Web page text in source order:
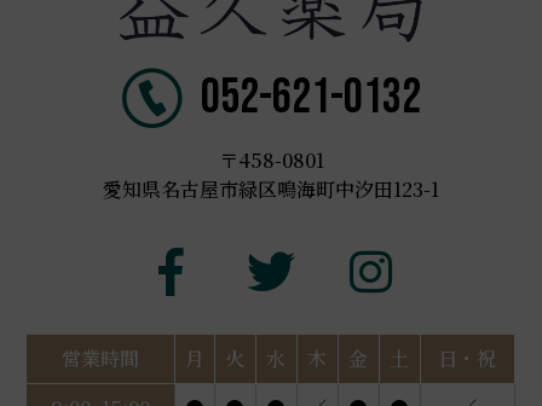
052-621-0132
〒458-0801
愛知県名古屋市緑区鳴海町中汐田123-1
営業時間 月 火 水 木 金 土
日・祝